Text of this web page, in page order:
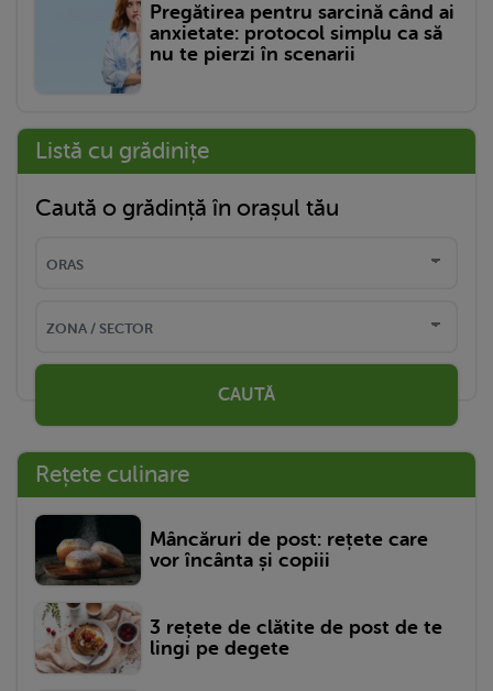
Pregătirea pentru sarcină când ai
anxietate: protocol simplu ca să
nu te pierzi în scenarii
Listă cu grădinițe
Caută o grădință în orașul tău
CAUTĂ
Rețete culinare
Mâncăruri de post: rețete care
vor încânta și copiii
3 rețete de clătite de post de te
lingi pe degete